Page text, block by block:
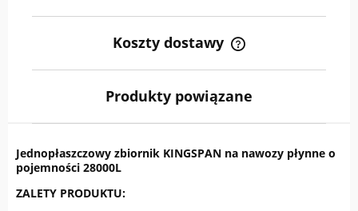
Koszty dostawy
Cena nie zawiera ewentualnych kosztów płatności
Produkty powiązane
Jednopłaszczowy zbiornik KINGSPAN na nawozy płynne o
pojemności 28000L
ZALETY PRODUKTU: